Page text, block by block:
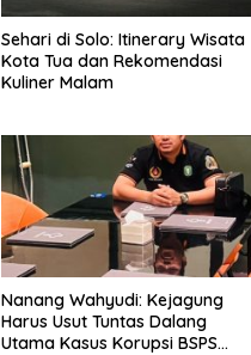
Sehari di Solo: Itinerary Wisata
Kota Tua dan Rekomendasi
Kuliner Malam
Nanang Wahyudi: Kejagung
Harus Usut Tuntas Dalang
Utama Kasus Korupsi BSPS